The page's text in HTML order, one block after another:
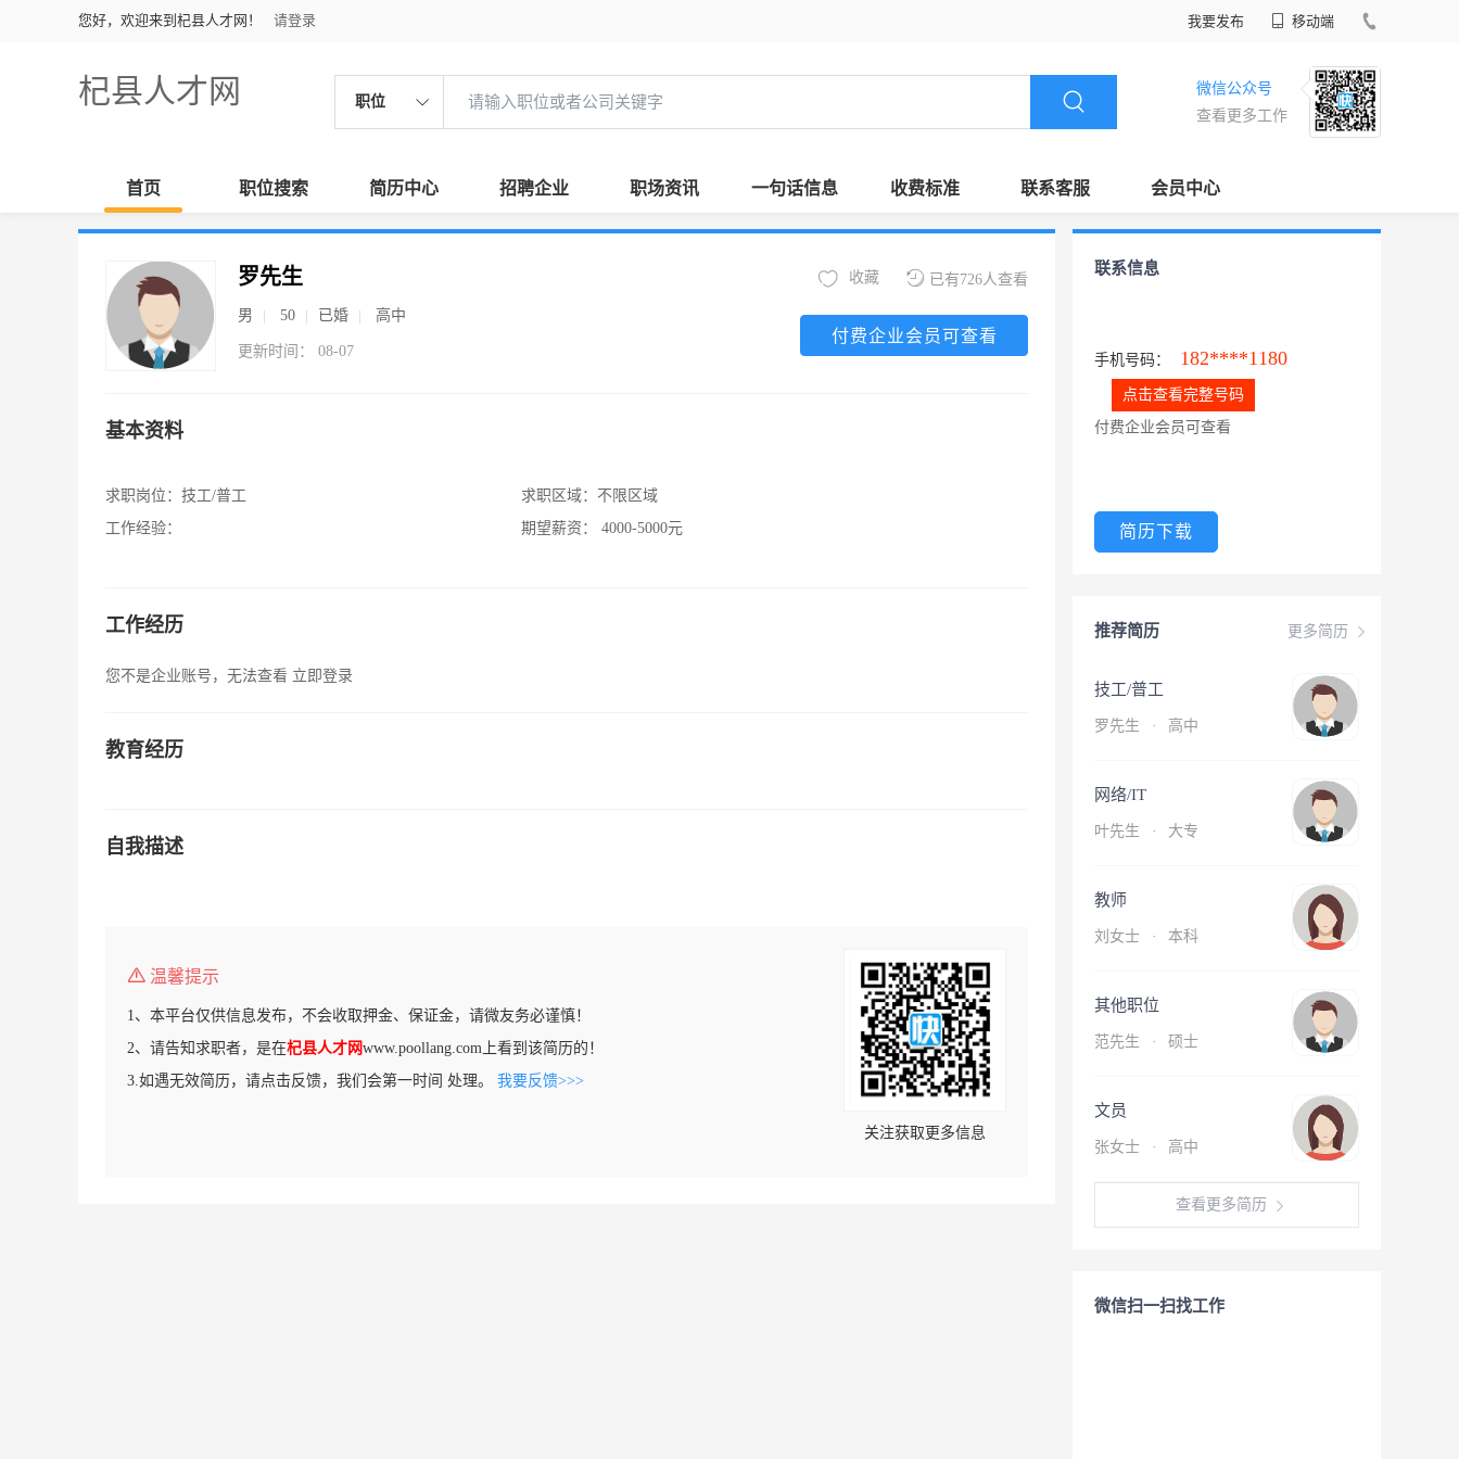
您好，欢迎来到杞县人才网！ 请登录 我要发布 移动端
杞县人才网 职位
微信公众号
查看更多工作
首页 职位搜索 简历中心 招聘企业 职场资讯 一句话信息 收费标准 联系客服 会员中心
罗先生
男 50 已婚 高中
更新时间： 08-07
已有726人查看
收藏
付费企业会员可查看
基本资料
求职岗位： 技工/普工
工作经验：
求职区域： 不限区域
期望薪资：
4000-5000元
工作经历
您不是企业账号，无法查看 立即登录
教育经历
自我描述
温馨提示
1、本平台仅供信息发布，不会收取押金、保证金，请微友务必谨慎！
2、请告知求职者，是在杞县人才网www.poollang.com上看到该简历的！
3.如遇无效简历，请点击反馈，我们会第一时间 处理。 我要反馈>>>
关注获取更多信息
联系信息
手机号码： 182****1180
点击查看完整号码
付费企业会员可查看
简历下载
更多简历
推荐简历
技工/普工
罗先生 · 高中
网络/IT
叶先生 · 大专
教师
刘女士 · 本科
其他职位
范先生 · 硕士
文员
张女士 · 高中
查看更多简历
微信扫一扫找工作